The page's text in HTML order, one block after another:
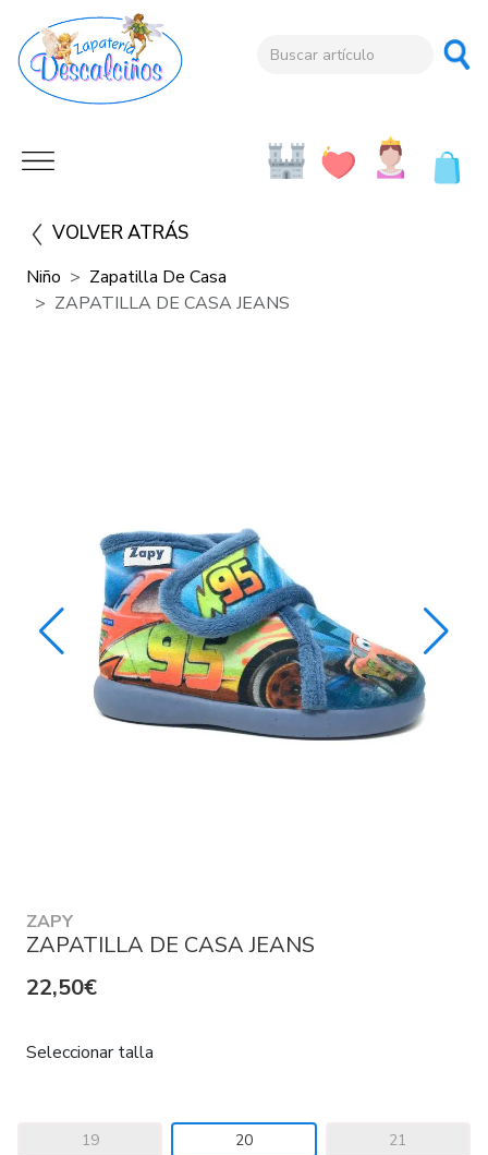
VOLVER ATRÁS
Niño
Zapatilla De Casa
ZAPATILLA DE CASA JEANS
ZAPY
ZAPATILLA DE CASA JEANS
22,50€
Seleccionar talla
19 20 21